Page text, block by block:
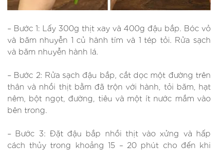
– Bước 1: Lấy 300g thịt xay và 400g đậu bắp. Bóc vỏ
và băm nhuyễn 1 củ hành tím và 1 tép tỏi. Rửa sạch
và băm nhuyễn hành lá.
– Bước 2: Rửa sạch đậu bắp, cắt dọc một đường trên
thân và nhồi thịt bằm đã trộn với hành, tỏi băm, hạt
nêm, bột ngọt, đường, tiêu và một ít nước mắm vào
bên trong.
– Bước 3: Đặt đậu bắp nhồi thịt vào xửng và hấp
cách thủy trong khoảng 15 – 20 phút cho đến khi